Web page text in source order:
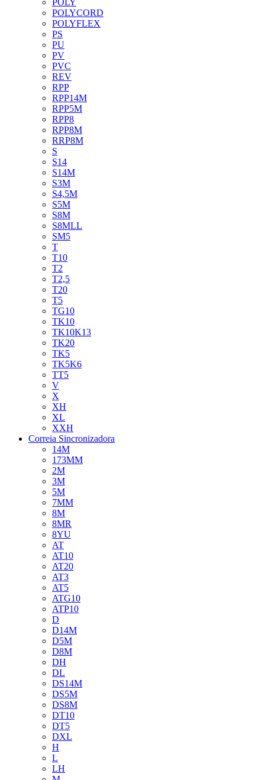
POLY
POLYCORD
POLYFLEX
PS
PU
PV
PVC
REV
RPP
RPP14M
RPP5M
RPP8
RPP8M
RRP8M
S
S14
S14M
S3M
S4,5M
S5M
S8M
S8MLL
SM5
T
T10
T2
T2,5
T20
T5
TG10
TK10
TK10K13
TK20
TK5
TK5K6
TT5
V
X
XH
XL
XXH
Correia Sincronizadora
14M
173MM
2M
3M
5M
7MM
8M
8MR
8YU
AT
AT10
AT20
AT3
AT5
ATG10
ATP10
D
D14M
D5M
D8M
DH
DL
DS14M
DS5M
DS8M
DT10
DT5
DXL
H
L
LH